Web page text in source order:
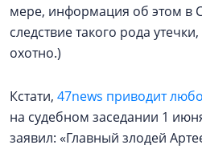
мере, информация об этом в
следствие такого рода
охотно.)
Кстати, 47news приводит
на судебном заседании 1
заявил: «Главный злодей